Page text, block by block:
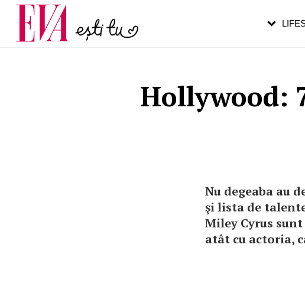
Hollywood:
Nu degeaba au
şi lista de
Miley Cyrus
atât cu actoria,
Carieră
Actualitate